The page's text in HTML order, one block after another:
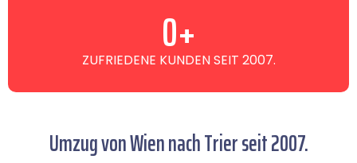
ZUFRIEDENE KUNDEN SEIT 2007.
0+
Umzug von Wien nach Trier seit 2007.